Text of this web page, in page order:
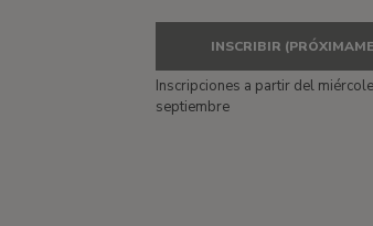
INSCRIBIR
Inscripciones a partir del
septiembre